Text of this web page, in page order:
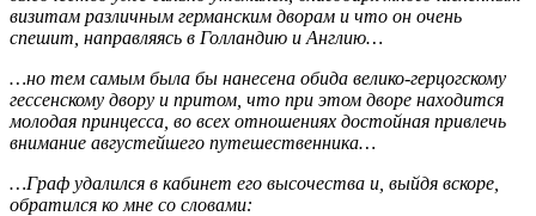
визитам различным германским дворам и что он очень
спешит, направляясь в Голландию и Англию…
…но тем самым была бы нанесена обида велико-герцогскому
гессенскому двору и притом, что при этом дворе находится
молодая принцесса, во всех отношениях достойная привлечь
внимание августейшего путешественника…
…Граф удалился в кабинет его высочества и, выйдя вскоре,
обратился ко мне со словами: